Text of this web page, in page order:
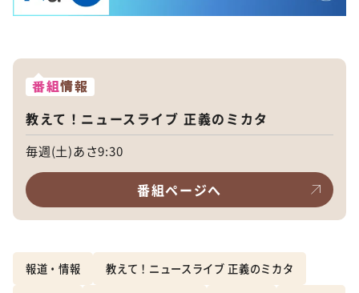
番組情報
教えて！ニュースライブ 正義のミカタ
毎週(土)あさ9:30
番組ページへ
報道・情報 教えて！ニュースライブ 正義のミカタ